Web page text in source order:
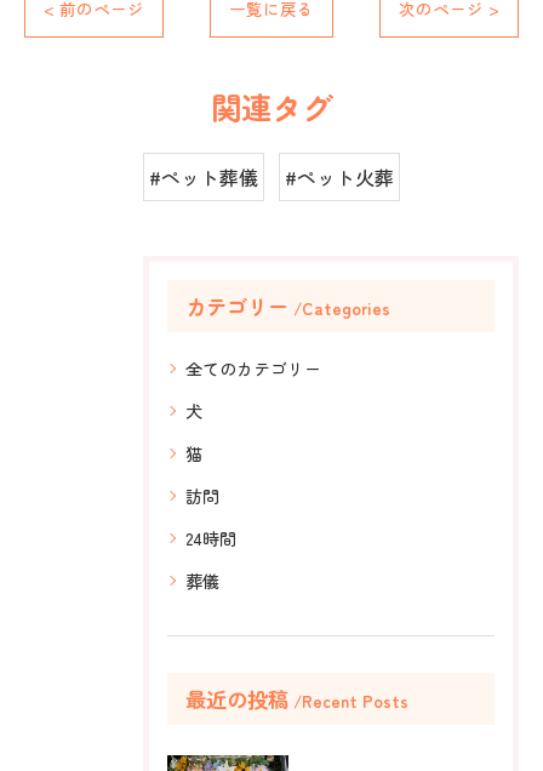
< 前のページ 一覧に戻る 次のページ >
関連タグ
#ペット葬儀 #ペット火葬
カテゴリー Categories
全てのカテゴリー
犬
猫
訪問
24時間
葬儀
最近の投稿 Recent Posts